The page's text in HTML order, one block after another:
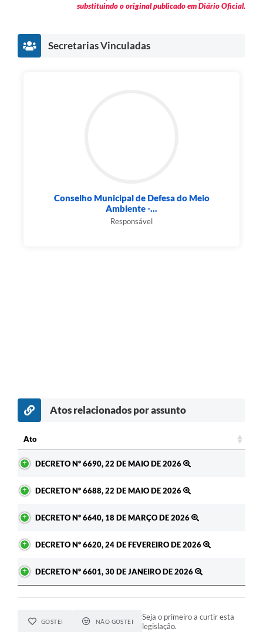
substituindo o original publicado em Diário Oficial.
Secretarias Vinculadas
Conselho Municipal de Defesa do Meio
Ambiente -...
Responsável
Atos relacionados por assunto
Ato
DECRETO Nº 6690, 22 DE MAIO DE 2026
DECRETO Nº 6688, 22 DE MAIO DE 2026
DECRETO Nº 6640, 18 DE MARÇO DE 2026
DECRETO Nº 6620, 24 DE FEVEREIRO DE 2026
DECRETO Nº 6601, 30 DE JANEIRO DE 2026
GOSTEI NÃO GOSTEI
Seja o primeiro a curtir esta
legislação.